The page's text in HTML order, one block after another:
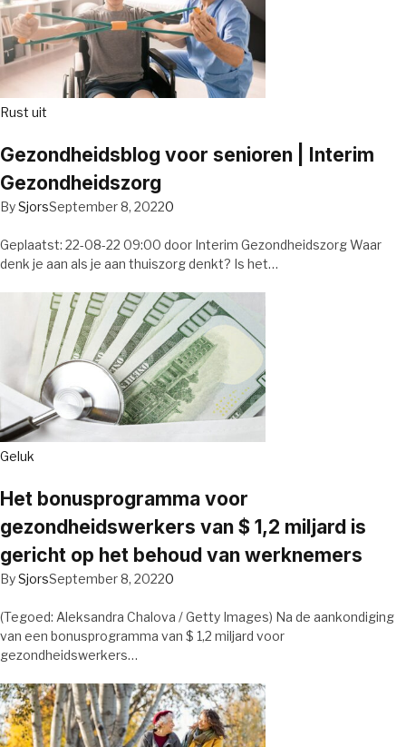
Rust uit
Gezondheidsblog voor senioren | Interim
Gezondheidszorg
BySjorsSeptember 8, 20220
Geplaatst: 22-08-22 09:00 door Interim Gezondheidszorg Waar
denk je aan als je aan thuiszorg denkt? Is het…
Geluk
Het bonusprogramma voor
gezondheidswerkers van $ 1,2 miljard is
gericht op het behoud van werknemers
BySjorsSeptember 8, 20220
(Tegoed: Aleksandra Chalova / Getty Images) Na de aankondiging
van een bonusprogramma van $ 1,2 miljard voor
gezondheidswerkers…